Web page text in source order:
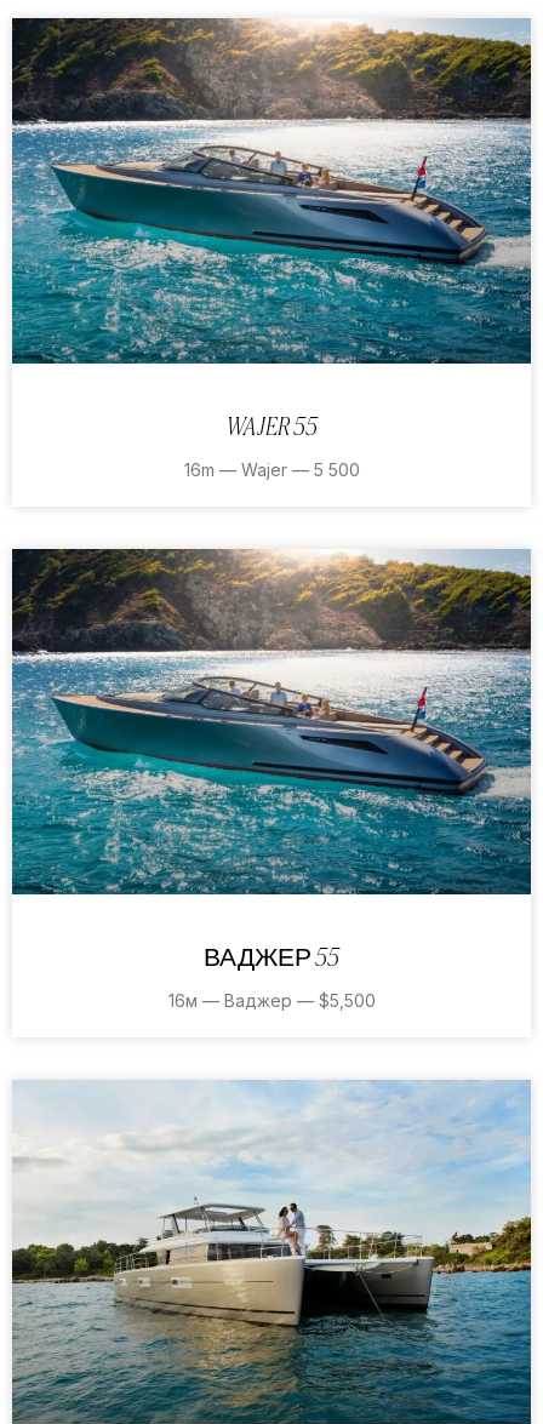
WAJER 55
16m — Wajer — 5 500
ВАДЖЕР 55
16м — Ваджер — $5,500